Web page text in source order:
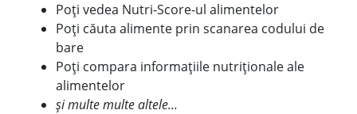
Poți vedea Nutri-Score-ul alimentelor
Poți căuta alimente prin scanarea codului de
bare
Poți compara informațiile nutriționale ale
alimentelor
și multe multe altele...